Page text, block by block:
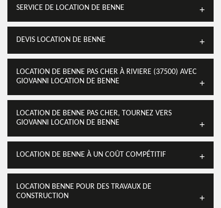
SERVICE DE LOCATION DE BENNE
DEVIS LOCATION DE BENNE
LOCATION DE BENNE PAS CHER À RIVIERE (37500) AVEC
GIOVANNI LOCATION DE BENNE
LOCATION DE BENNE PAS CHER, TOURNEZ VERS
GIOVANNI LOCATION DE BENNE
LOCATION DE BENNE À UN COÛT COMPÉTITIF
LOCATION BENNE POUR DES TRAVAUX DE
CONSTRUCTION